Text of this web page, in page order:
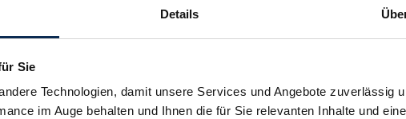
Details
Sie
Technologien, damit unsere Services und Angebote zuverlässig
im Auge behalten und Ihnen die für Sie relevanten Inhalte und